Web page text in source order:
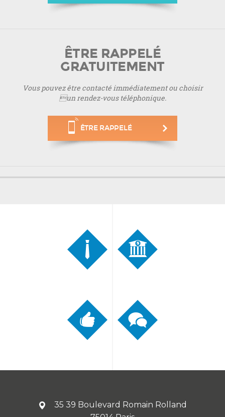
ÊTRE RAPPELÉ
GRATUITEMENT
Vous pouvez être contacté immédiatement ou choisir
un rendez-vous téléphonique.
ÊTRE RAPPELÉ
35 39 Boulevard Romain Rolland